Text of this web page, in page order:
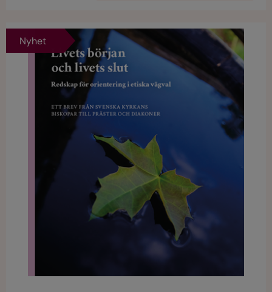
Nyhet